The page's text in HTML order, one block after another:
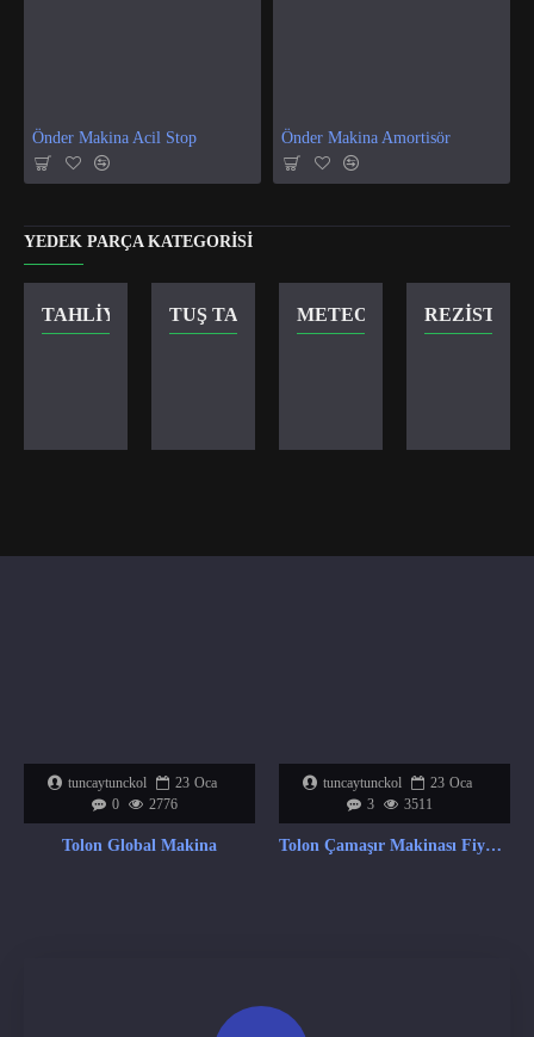
Önder Makina Acil Stop Önder Makina Amortisör
YEDEK PARÇA KATEGORISI
TAHLIYE VANASITUŞ TAKIMI METEOR KILITREZISTANS
tuncaytunckol 23 Oca
0
2776
Tolon Global Makina
tuncaytunckol 23 Oca
3
3511
Tolon Çamaşır Makinası Fiyat Listesi